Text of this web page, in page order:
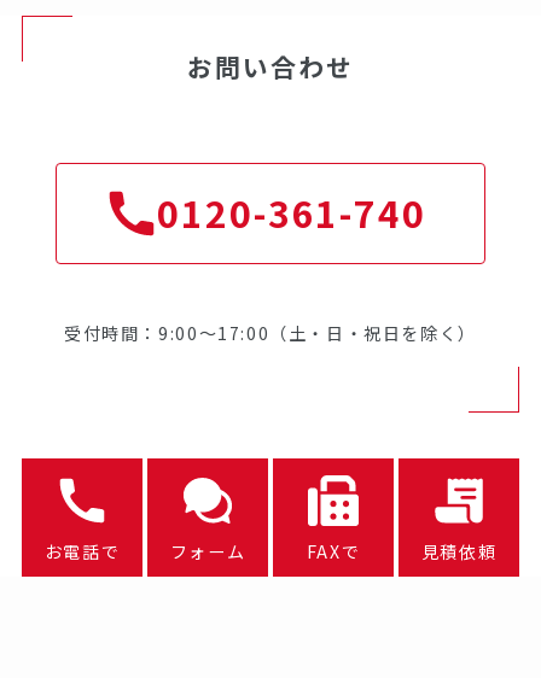
お問い合わせ
0120-361-740
受付時間：9:00～17:00（土・日・祝日を除く）
お電話で フォーム FAXで 見積依頼